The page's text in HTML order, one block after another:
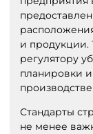
и продукции.
регулятору
планировки
Стандарты
не менее